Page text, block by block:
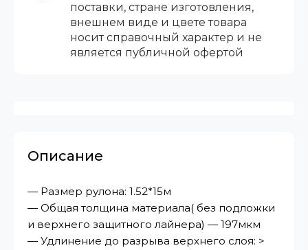
поставки, стране изготовления,
внешнем виде и цвете товара
носит справочный характер и не
является публичной офертой
Описание
— Размер рулона: 1.52*15м
— Общая толщина материала( без подложки
и верхнего защитного лайнера) — 197мкм
— Удлинение до разрыва верхнего слоя: >